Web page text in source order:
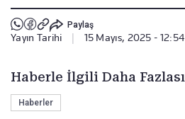
Paylaş
Yayın Tarihi 15 Mayıs, 2025 - 12:54
Haberle İlgili Daha Fazlası
Haberler